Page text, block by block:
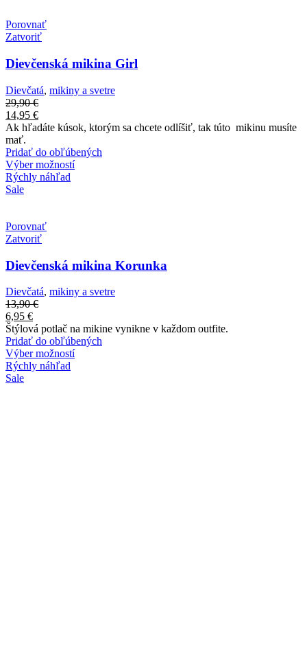
Porovnať
Zatvoriť
Dievčenská mikina Girl
Dievčatá, mikiny a svetre
29,90€
14,95 €
Ak hľadáte kúsok, ktorým sa chcete odlíšiť, tak túto mikinu musíte
mať.
Pridať do obľúbených
Výber možností
Rýchly náhľad
Sale
Porovnať
Zatvoriť
Dievčenská mikina Korunka
Dievčatá, mikiny a svetre
13,90€
6,95 €
Štýlová potlač na mikine vynikne v každom outfite.
Pridať do obľúbených
Výber možností
Rýchly náhľad
Sale